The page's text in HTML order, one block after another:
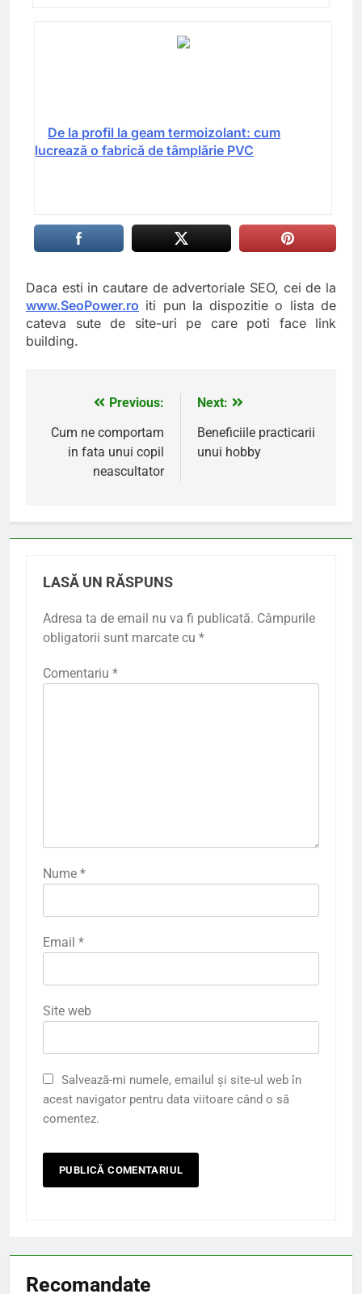
De la profil la geam termoizolant: cum
lucrează o fabrică de tâmplărie PVC
Daca esti in cautare de advertoriale SEO, cei de la
www.SeoPower.ro iti pun la dispozitie o lista de
cateva sute de site-uri pe care poti face link
building.
Navigare
în
articole
Previous:
Cum ne comportam
in fata unui copil
neascultator
Next:
Beneficiile practicarii
unui hobby
LASĂ UN RĂSPUNS
Adresa ta de email nu va fi publicată. Câmpurile
obligatorii sunt marcate cu *
Comentariu *
Nume *
Email *
Site web
Salvează-mi numele, emailul și site-ul web în
acest navigator pentru data viitoare când o să
comentez.
Recomandate